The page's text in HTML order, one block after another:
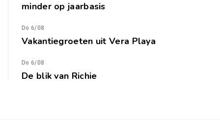
minder op jaarbasis
Do 6/08
Vakantiegroeten uit Vera Playa
Do 6/08
De blik van Richie